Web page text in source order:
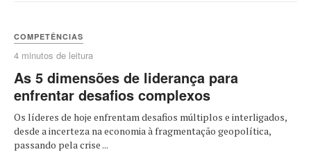
COMPETÊNCIAS
4 minutos de leitura
As 5 dimensões de liderança para
enfrentar desafios complexos
Os líderes de hoje enfrentam desafios múltiplos e interligados,
desde a incerteza na economia à fragmentação geopolítica,
passando pela crise ...